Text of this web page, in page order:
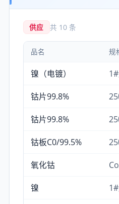
供应 共 10 条
品名 规
镍（电镀）
钴片99.8%
钴片99.8%
钴板C0/99.5%
氧化钴
镍